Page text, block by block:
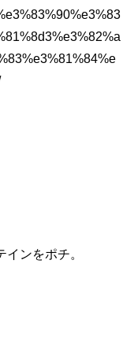
ンをポチ。